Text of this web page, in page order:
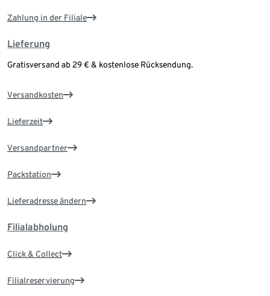
Zahlung in der Filiale
Lieferung
Gratisversand ab 29 € & kostenlose Rücksendung.
Versandkosten
Lieferzeit
Versandpartner
Packstation
Lieferadresse ändern
Filialabholung
Click & Collect
Filialreservierung